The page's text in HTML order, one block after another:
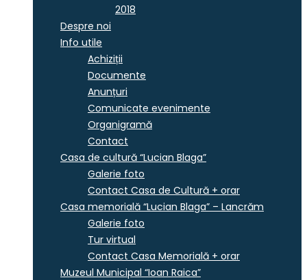
2018
Despre noi
Info utile
Achiziții
Documente
Anunțuri
Comunicate evenimente
Organigramă
Contact
Casa de cultură “Lucian Blaga”
Galerie foto
Contact Casa de Cultură + orar
Casa memorială “Lucian Blaga” – Lancrăm
Galerie foto
Tur virtual
Contact Casa Memorială + orar
Muzeul Municipal “Ioan Raica”